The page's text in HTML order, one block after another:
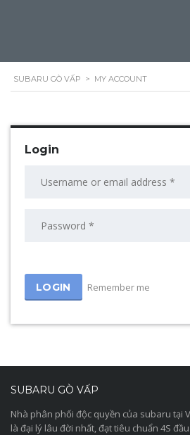
SUBARU GÒ VẤP > MY ACCOUNT
Login
Remember me
SUBARU GÒ VẤP
Nhà phân phối độc quyền của subaru tại
là đại lý lâu đời nhất, đạt tiêu chuẩn 4S